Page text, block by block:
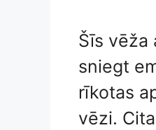
Šīs vēža
sniegt
rīkotas
vēzi.